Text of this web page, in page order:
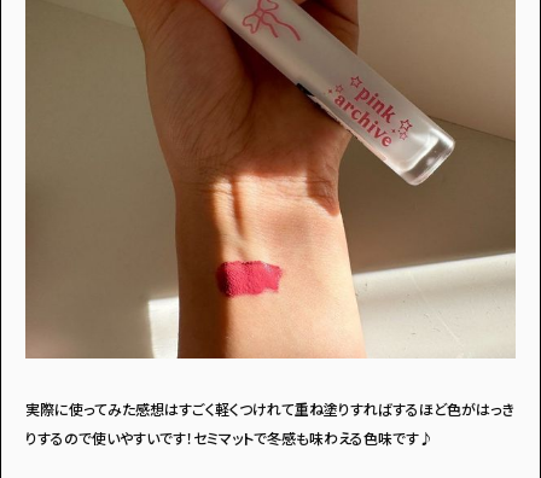
実際に使ってみた感想はすごく軽くつけれて重ね塗りすればするほど色がはっき
りするので使いやすいです！セミマットで冬感も味わえる色味です♪